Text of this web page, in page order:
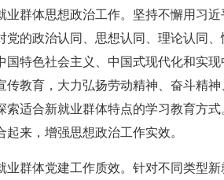
召开
五届第六次会长会议
发展
光锋参加第三联合支部主题党日暨党建
客隆专题调研活动
体思想政治工作。坚持不懈用习近
党的政治认同、思想认同、理论认同
国特色社会主义、中国式现代化和实
传教育，大力弘扬劳动精神、奋斗精
索适合新就业群体特点的学习教育方
来，增强思想政治工作实效。
体党建工作质效。针对不同类型新